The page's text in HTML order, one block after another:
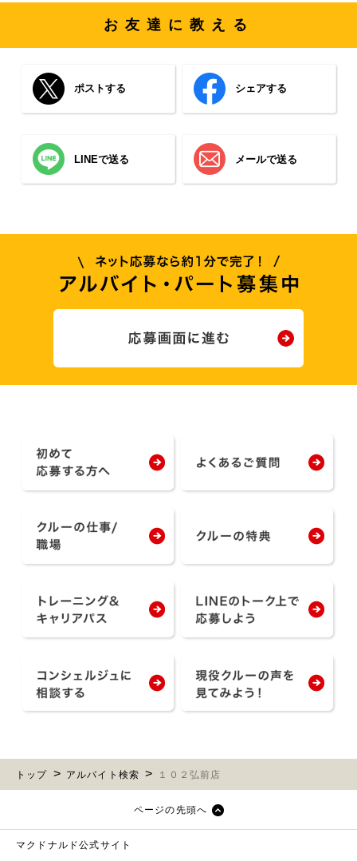
お友達に教える
ポストする シェアする
LINEで送る メールで送る
トップ アルバイト検索 １０２弘前店
ページの先頭へ
マクドナルド公式サイト